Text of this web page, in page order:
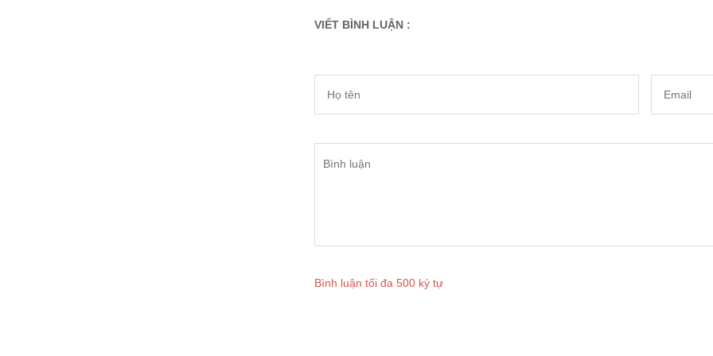
VIẾT BÌNH LUẬN :
Bình luận tối đa 500 ký tự